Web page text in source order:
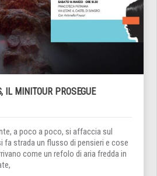
IL MINITOUR PROSEGUE
a poco a poco, si affaccia sul
fa strada un flusso di pensieri e cose
come un refolo di aria fredda in